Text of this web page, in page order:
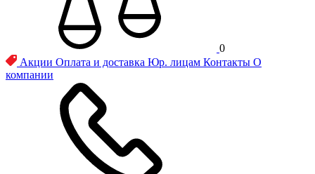
0
Акции Оплата и доставка Юр. лицам Контакты О
компании